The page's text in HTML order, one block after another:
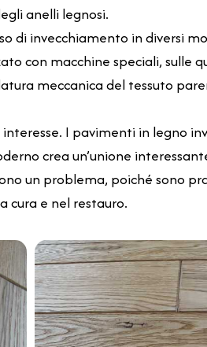
anelli legnosi.
di invecchiamento in diversi
con macchine speciali, sulle
meccanica del tessuto
I pavimenti in
crea un’unione
un problema, poiché sono
cura e nel restauro.